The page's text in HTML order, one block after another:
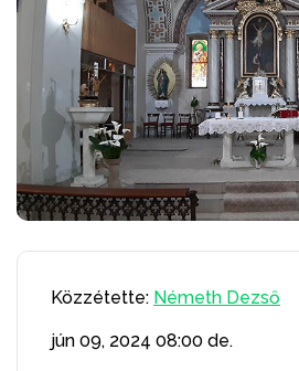
Közzétette: Németh Dezső
jún 09, 2024 08:00 de.